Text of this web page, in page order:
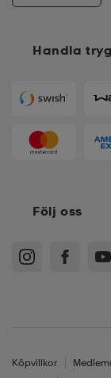
Handla
Följ oss
Köpvillkor